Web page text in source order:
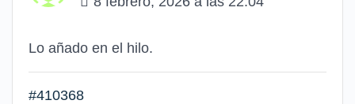
Lo añado en el hilo.
#410368